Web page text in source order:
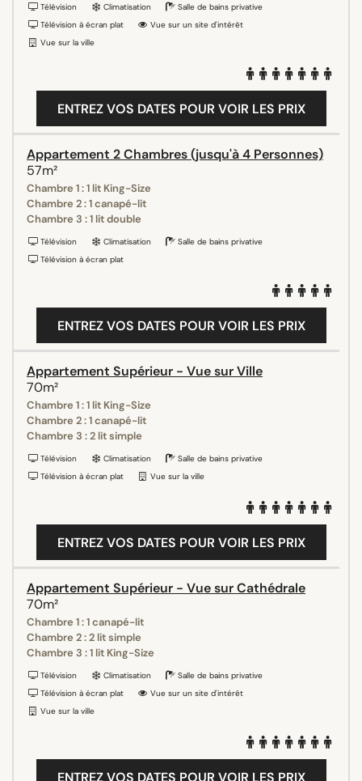
Télévision Climatisation
Salle de bains privative
Télévision à écran plat
Vue sur un site d'intérêt
Vue sur la ville
ENTREZ VOS DATES POUR VOIR LES PRIX
Appartement 2 Chambres (jusqu'à 4 Personnes)
57m²
Chambre 1 : 1 lit King-Size
Chambre 2 : 1 canapé-lit
Chambre 3 : 1 lit double
Télévision Climatisation
Salle de bains privative
Télévision à écran plat
ENTREZ VOS DATES POUR VOIR LES PRIX
Appartement Supérieur - Vue sur Ville
70m²
Chambre 1 : 1 lit King-Size
Chambre 2 : 1 canapé-lit
Chambre 3 : 2 lit simple
Télévision Climatisation
Salle de bains privative
Télévision à écran plat
Vue sur la ville
ENTREZ VOS DATES POUR VOIR LES PRIX
Appartement Supérieur - Vue sur Cathédrale
70m²
Chambre 1 : 1 canapé-lit
Chambre 2 : 2 lit simple
Chambre 3 : 1 lit King-Size
Télévision Climatisation
Salle de bains privative
Télévision à écran plat
Vue sur un site d'intérêt
Vue sur la ville
ENTREZ VOS DATES POUR VOIR LES PRIX